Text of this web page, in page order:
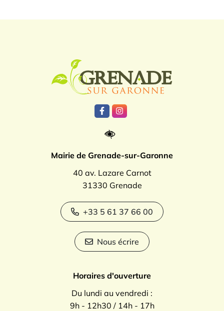
Lien vers le compte Facebook
Lien vers le compte
Mairie de Grenade-sur-Garonne
40 av. Lazare Carnot
31330 Grenade
+33 5 61 37 66 00
Nous écrire
Horaires d'ouverture
Du lundi au vendredi :
9h - 12h30 / 14h - 17h